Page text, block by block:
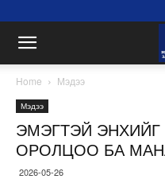
Home Мэдээ
Мэдээ
ЭМЭГТЭЙ
ОРОЛЦОО БА
2026-05-26